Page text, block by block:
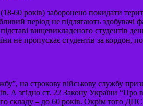
років) заборонено покидати
період не підлягають
вищевикладеного студентів
не пропускає студентів за кордон,
на строкову військову службу
А згідно ст. 22 Закону України
складу – до 60 років. Окрім того